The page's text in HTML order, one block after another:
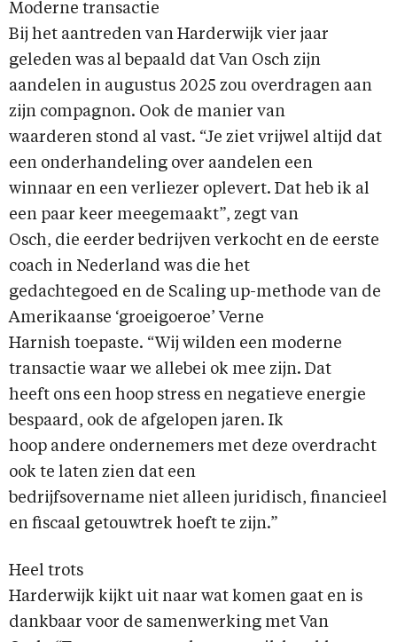
Moderne transactie
Bij het aantreden van Harderwijk vier jaar
geleden was al bepaald dat Van Osch zijn
aandelen in augustus 2025 zou overdragen aan
zijn compagnon. Ook de manier van
waarderen stond al vast. “Je ziet vrijwel altijd dat
een onderhandeling over aandelen een
winnaar en een verliezer oplevert. Dat heb ik al
een paar keer meegemaakt”, zegt van
Osch, die eerder bedrijven verkocht en de eerste
coach in Nederland was die het
gedachtegoed en de Scaling up-methode van de
Amerikaanse ‘groeigoeroe’ Verne
Harnish toepaste. “Wij wilden een moderne
transactie waar we allebei ok mee zijn. Dat
heeft ons een hoop stress en negatieve energie
bespaard, ook de afgelopen jaren. Ik
hoop andere ondernemers met deze overdracht
ook te laten zien dat een
bedrijfsovername niet alleen juridisch, financieel
en fiscaal getouwtrek hoeft te zijn.”
Heel trots
Harderwijk kijkt uit naar wat komen gaat en is
dankbaar voor de samenwerking met Van